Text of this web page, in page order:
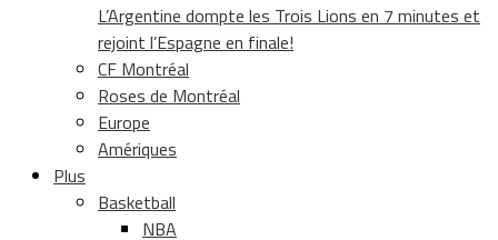
L’Argentine dompte les Trois Lions en 7 minutes et
rejoint l’Espagne en finale!
CF Montréal
Roses de Montréal
Europe
Amériques
Plus
Basketball
NBA